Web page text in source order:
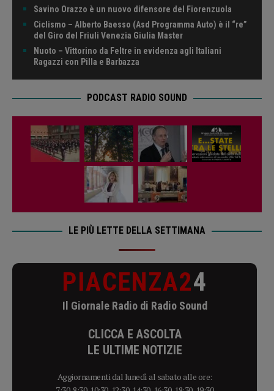
Savino Orazzo è un nuovo difensore del Fiorenzuola
Ciclismo – Alberto Baesso (Asd Programma Auto) è il “re”
del Giro del Friuli Venezia Giulia Master
Nuoto – Vittorino da Feltre in evidenza agli Italiani
Ragazzi con Pilla e Barbazza
PODCAST RADIO SOUND
LE PIÙ LETTE DELLA SETTIMANA
PIACENZA24
Il Giornale Radio di Radio Sound
CLICCA E ASCOLTA
LE ULTIME NOTIZIE
Aggiornamenti dal lunedì al sabato alle ore: